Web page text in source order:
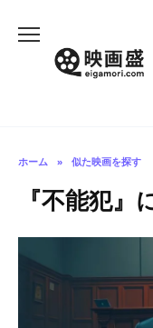
ホーム » 似た映画を探す
『不能犯』